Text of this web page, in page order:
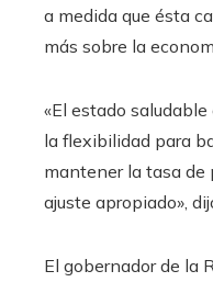
a medida que ésta
más sobre la
«El estado
la flexibilidad para
mantener la tasa de
ajuste apropiado»,
El gobernador de la